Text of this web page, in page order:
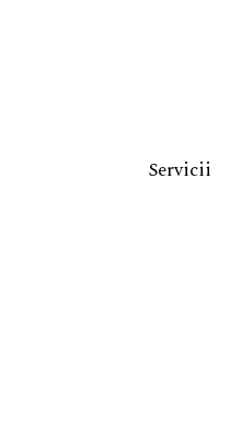
Servicii